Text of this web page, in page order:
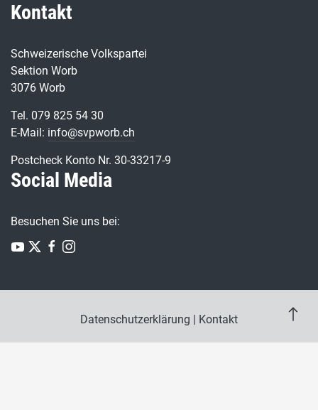
Kontakt
Schweizerische Volkspartei
Sektion Worb
3076 Worb
Tel. 079 825 54 30
E-Mail: info@svpworb.ch
Postcheck Konto Nr. 30-33217-9
Social Media
Besuchen Sie uns bei:
Datenschutzerklärung | Kontakt